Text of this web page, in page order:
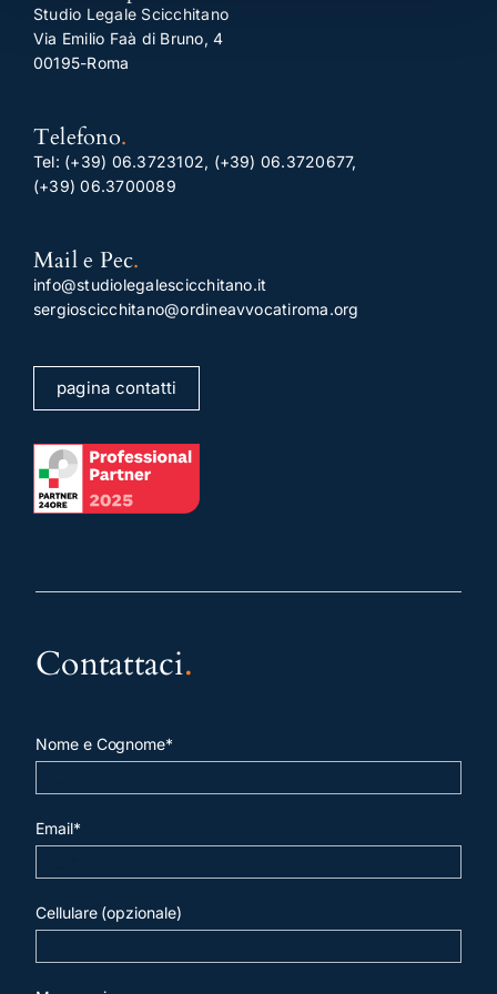
Studio Legale Scicchitano
Via Emilio Faà di Bruno, 4
00195-Roma
Telefono.
Tel: (+39) 06.3723102, (+39) 06.3720677,
(+39) 06.3700089
Mail e Pec.
info@studiolegalescicchitano.it
sergioscicchitano@ordineavvocatiroma.org
pagina contatti
Contattaci.
Nome e Cognome*
Email*
Cellulare (opzionale)